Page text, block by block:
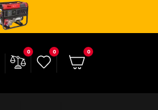
0 0 0